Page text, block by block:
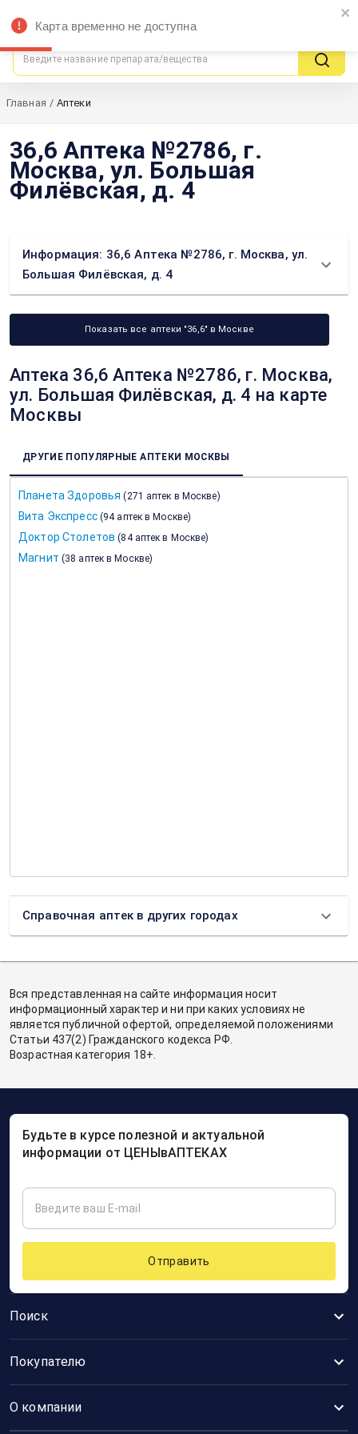
поиск выгодных предложений
Главная / Аптеки
36,6 Аптека №2786, г.
Москва, ул. Большая
Филёвская, д. 4
Информация: 36,6 Аптека №2786, г. Москва, ул.
Большая Филёвская, д. 4
Показать все аптеки "36,6" в Москве
Аптека 36,6 Аптека №2786, г. Москва,
ул. Большая Филёвская, д. 4 на карте
Москвы
ДРУГИЕ ПОПУЛЯРНЫЕ АПТЕКИ МОСКВЫ
Планета Здоровья (271 аптек в Москве)
Вита Экспресс (94 аптек в Москве)
Доктор Столетов (84 аптек в Москве)
Магнит (38 аптек в Москве)
Справочная аптек в других городах
Вся представленная на сайте информация носит
информационный характер и ни при каких условиях не
является публичной офертой, определяемой положениями
Статьи 437(2) Гражданского кодекса РФ.
Возрастная категория 18+.
Поиск
Покупателю
О компании
Будьте в курсе полезной и актуальной
информации от ЦЕНЫвАПТЕКАХ
Отправить
Карта временно не доступна